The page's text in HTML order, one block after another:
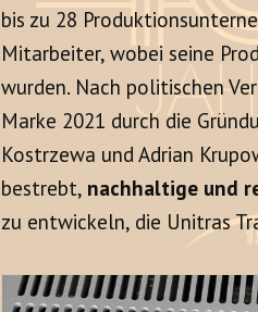
bis zu 28
Mitarbeiter, wobei seine
wurden. Nach politischen
Marke 2021 durch die
Kostrzewa und Adrian
bestrebt, nachhaltige und
zu entwickeln, die Unitras